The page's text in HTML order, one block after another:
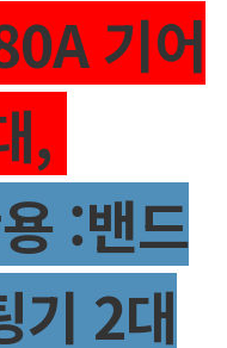
기어
,
:밴드
기 2대